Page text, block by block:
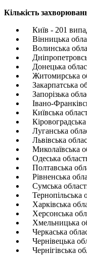
Кількість
Київ - 201
Вінницька
Волинська
Донецька
Житомирська
Закарпатська
Запорізька
Івано-
Київська
Кіровоградська
Луганська
Львівська
Миколаївська
Одеська
Полтавська
Рівненська
Сумська
Тернопільська
Харківська
Херсонська
Хмельницька
Черкаська
Чернівецька
Чернігівська